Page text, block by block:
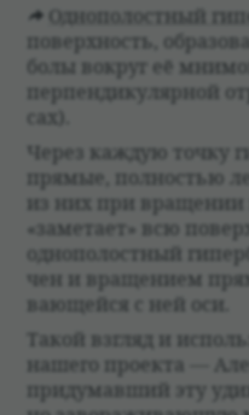
Одно­по­лост­ный
поверх­ность,
болы вокруг её
перпен­ди­ку­ляр­ной
сах).
Через каж­дую точку
прямые, пол­но­стью
из них при враще­нии
«заме­тает» всю
одно­по­лост­ный
чен и враще­нием
вающейся с ней оси.
Такой взгляд и
нашего про­екта —
при­думавший эту